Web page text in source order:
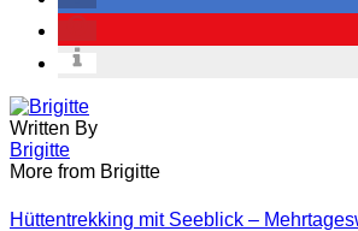
Written By
Brigitte
More from Brigitte
Hüttentrekking mit Seeblick –